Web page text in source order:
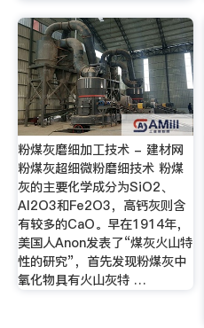
粉煤灰磨细加工技术 - 建材网
粉煤灰超细微粉磨细技术 粉煤
灰的主要化学成分为SiO2、
Al2O3和Fe2O3，高钙灰则含
有较多的CaO。早在1914年，
美国人Anon发表了“煤灰火山特
性的研究”，首先发现粉煤灰中
氧化物具有火山灰特 …